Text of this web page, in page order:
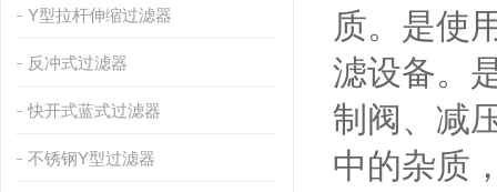
Y型拉杆伸缩过滤器
反冲式过滤器
快开式蓝式过滤器
不锈钢Y型过滤器
质。是使
滤设备。
制阀、减
中的杂质